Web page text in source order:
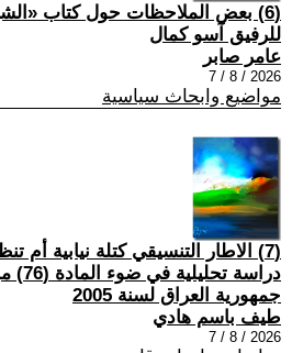
(6) بعض الملاحظات حول كتاب
للرفيق آسو كمال
عامر صابر
2026 / 8 / 7
مواضيع وابحاث سياسية
(7) الاطار التنسيقي كتلة نيابية أم
دراسة
جمهورية العراق لسنة 2005
طيف باسم هادي
2026 / 8 / 7